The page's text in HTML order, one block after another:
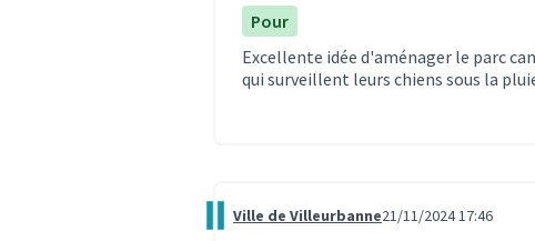
Pour
Excellente idée d'aménager le parc
qui surveillent leurs chiens sous la
Commentaire 3611
Ville de Villeurbanne21/11/2024 17:46